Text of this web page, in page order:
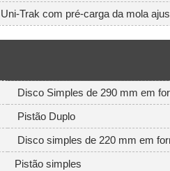
Uni-Trak com pré-carga da mola
Disco Simples de 290 mm em
Pistão Duplo
Disco simples de 220 mm em
Pistão simples